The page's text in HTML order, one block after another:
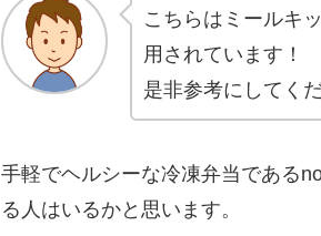
こちらはミールキ
用されています！
是非参考にしてくだ
手軽でヘルシーな冷凍弁当である
る人はいるかと思います。